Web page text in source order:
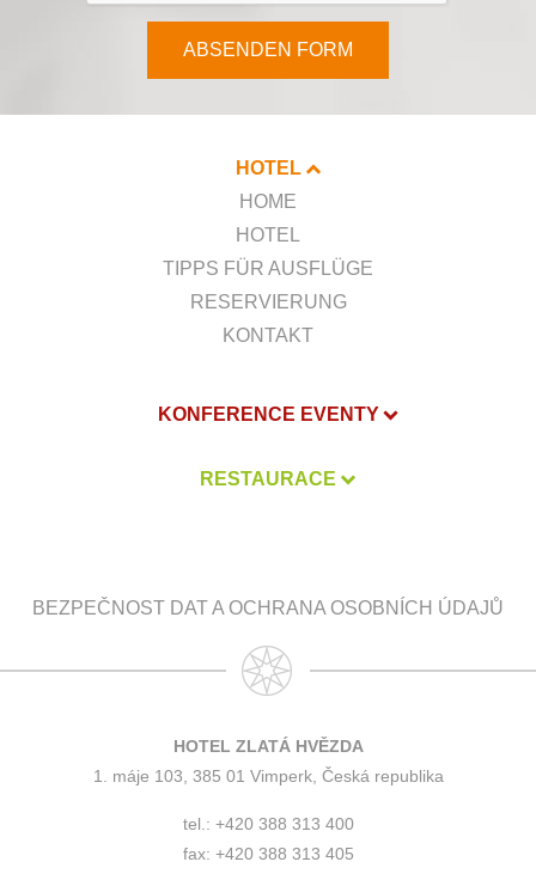
ABSENDEN FORM
HOTEL
HOME
HOTEL
TIPPS FÜR AUSFLÜGE
RESERVIERUNG
KONTAKT
KONFERENCE EVENTY
RESTAURACE
BEZPEČNOST DAT A OCHRANA OSOBNÍCH ÚDAJŮ
HOTEL ZLATÁ HVĚZDA
1. máje 103, 385 01 Vimperk, Česká republika
tel.: +420 388 313 400
fax: +420 388 313 405